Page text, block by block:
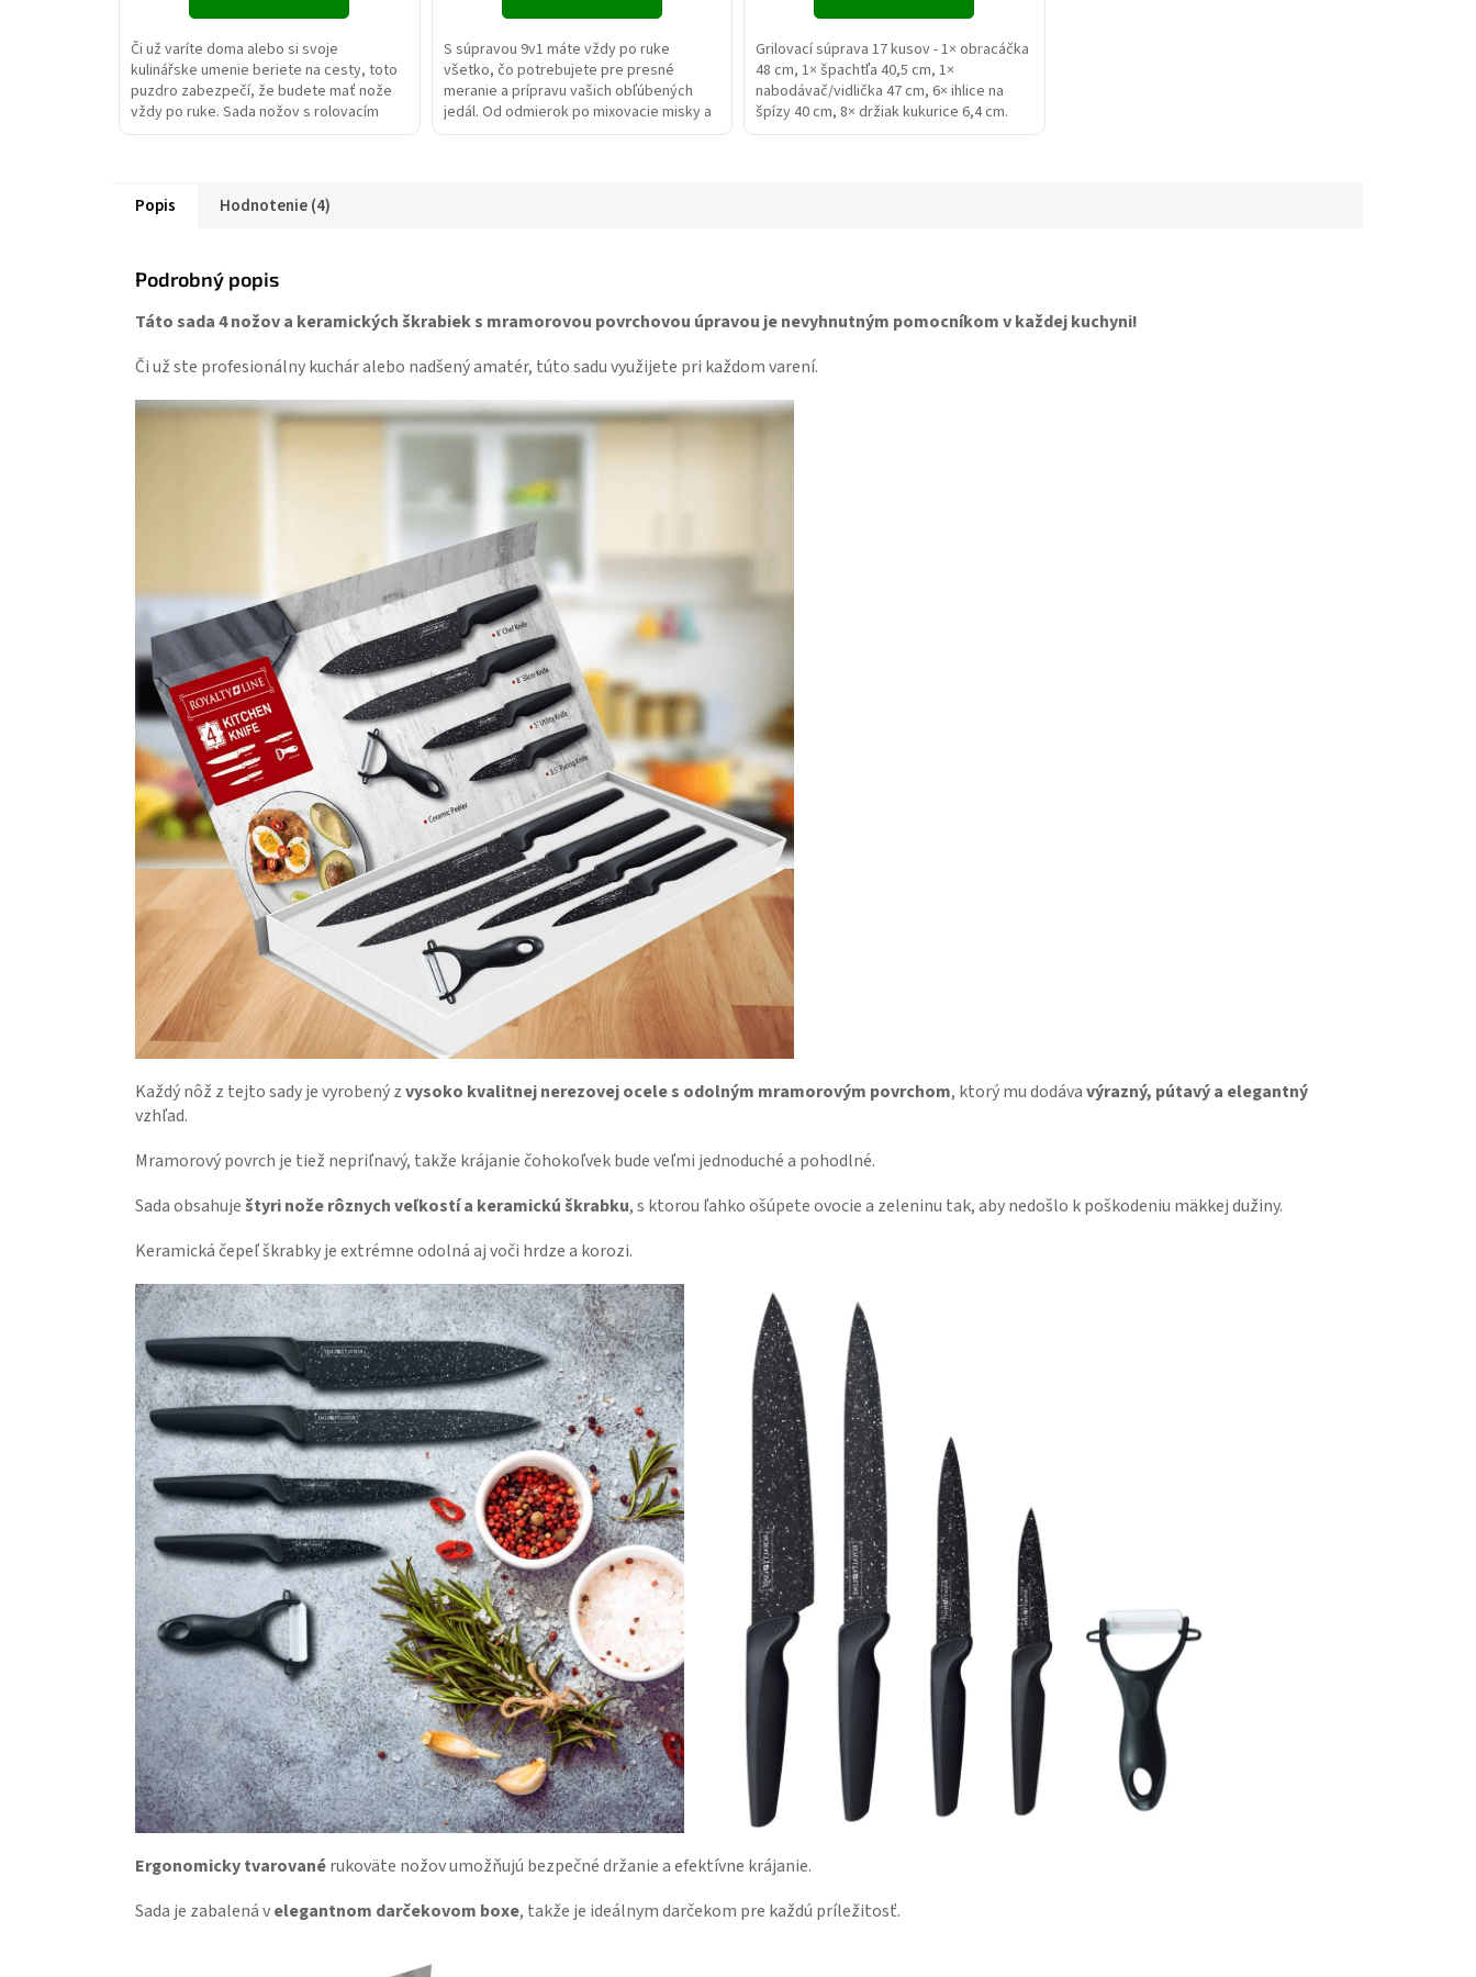
Či už varíte doma alebo si svoje
kulinářske umenie beriete na cesty, toto
puzdro zabezpečí, že budete mať nože
vždy po ruke. Sada nožov s rolovacím
S súpravou 9v1 máte vždy po ruke
všetko, čo potrebujete pre presné
meranie a prípravu vašich obľúbených
jedál. Od odmierok po mixovacie misky a
Grilovací súprava 17 kusov - 1× obracáčka
48 cm, 1× špachtľa 40,5 cm, 1×
nabodávač/vidlička 47 cm, 6× ihlice na
špízy 40 cm, 8× držiak kukurice 6,4 cm.
Popis Hodnotenie (4)
Podrobný popis
Táto sada 4 nožov a keramických škrabiek s mramorovou povrchovou úpravou je nevyhnutným pomocníkom v každej kuchyni!
Či už ste profesionálny kuchár alebo nadšený amatér, túto sadu využijete pri každom varení.
Každý nôž z tejto sady je vyrobený zvysoko kvalitnej nerezovej ocele s odolným mramorovým povrchom, ktorý mu dodávavýrazný, pútavý a elegantný
vzhľad.
Mramorový povrch je tiež nepriľnavý, takže krájanie čohokoľvek bude veľmi jednoduché a pohodlné.
Sada obsahuještyri nože rôznych veľkostí a keramickú škrabku, s ktorou ľahko ošúpete ovocie a zeleninu tak, aby nedošlo k poškodeniu mäkkej dužiny.
Keramická čepeľ škrabky je extrémne odolná aj voči hrdze a korozi.
Ergonomicky tvarovanérukoväte nožov umožňujú bezpečné držanie a efektívne krájanie.
Sada je zabalená velegantnom darčekovom boxe, takže je ideálnym darčekom pre každú príležitosť.